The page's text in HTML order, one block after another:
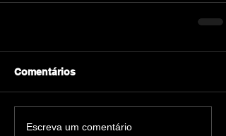
Comentários
Escreva um comentário